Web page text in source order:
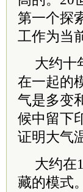
第一个探
工作为当
大约十
在一起的
气是多变
候中留下
证明大气
大约在
藏的模式